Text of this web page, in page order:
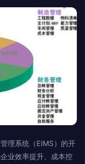
理系统（EIMS）的开
业效率提升、成本控